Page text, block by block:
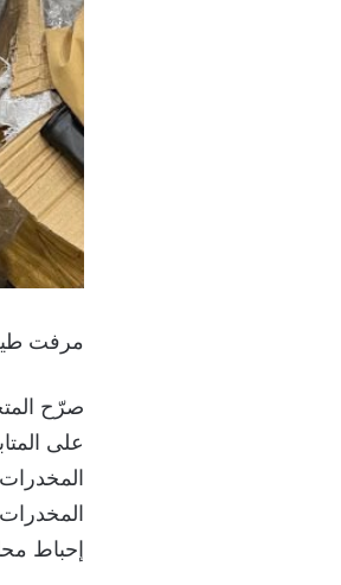
مرفت
صرّح
على
إحباط محاولة تهريب